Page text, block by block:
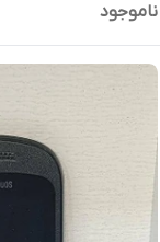
گارانتی شرکتی)
ناموجود